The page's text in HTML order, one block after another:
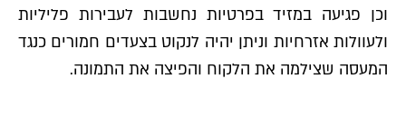
וכן פגיעה במזיד בפרטיות נחשבות לעבירות פליליות
ולעוולות אזרחיות וניתן יהיה לנקוט בצעדים חמורים כנגד
המעסה שצילמה את הלקוח והפיצה את התמונה.